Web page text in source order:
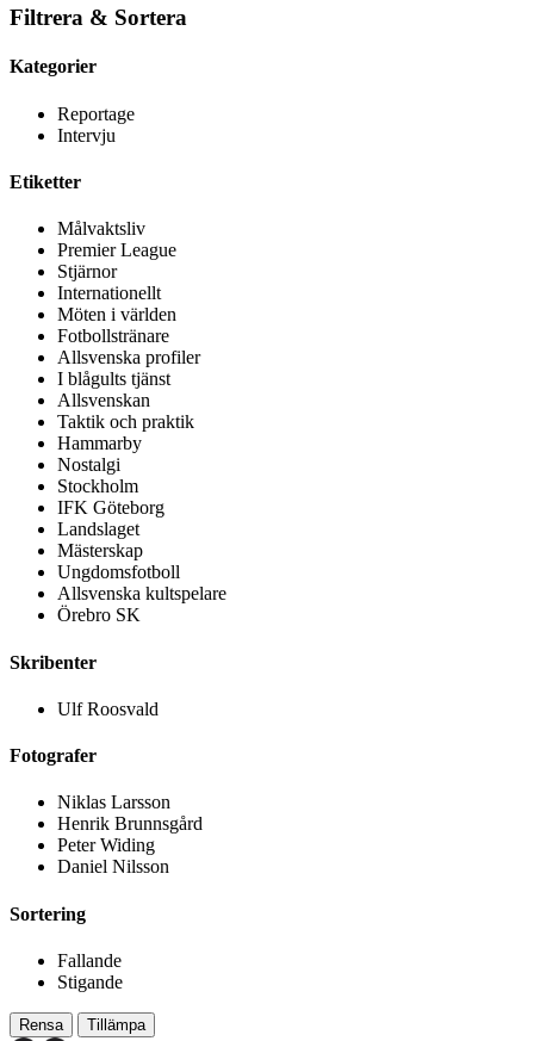
Filtrera & Sortera
Kategorier
Reportage
Intervju
Etiketter
Målvaktsliv
Premier League
Stjärnor
Internationellt
Möten i världen
Fotbollstränare
Allsvenska profiler
I blågults tjänst
Allsvenskan
Taktik och praktik
Hammarby
Nostalgi
Stockholm
IFK Göteborg
Landslaget
Mästerskap
Ungdomsfotboll
Allsvenska kultspelare
Örebro SK
Skribenter
Ulf Roosvald
Fotografer
Niklas Larsson
Henrik Brunnsgård
Peter Widing
Daniel Nilsson
Sortering
Fallande
Stigande
Rensa Tillämpa